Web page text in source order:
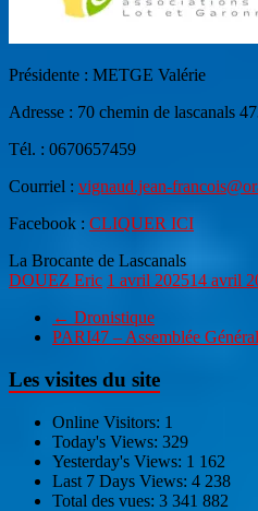
Présidente : METGE Valérie
Adresse : 70 chemin de lascanals
Tél. : 0670657459
Courriel : vignaud.jean-
Facebook : CLIQUER ICI
La Brocante de Lascanals
DOUEZ Eric 1 avril 202514 avril
← Dronistique
PARI47 – Assemblée
Les visites du site
Online Visitors: 1
Today's Views: 329
Yesterday's Views: 1 162
Last 7 Days Views: 4 238
Total des vues: 3 341 882